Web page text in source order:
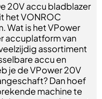
20V accu bladblazer
het VONROC
Wat is het VPower
accuplatform van
assortiment
accu en
je de VPower 20V
Dan hoef
machine te